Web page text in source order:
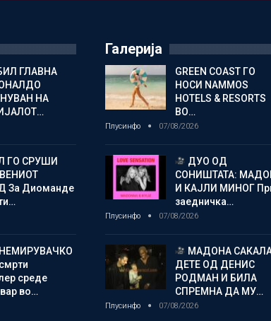
ГЛАВНА
НА
ГО СРУШИ
За Диоманде
среде
во…
Галерија
GREEN COAST ГО
НОСИ NAMMOS
HOTELS & RESORTS
ВО…
Плусинфо 07/08/2026
ДУО ОД
СОНИШТАТА:
И КАЈЛИ МИНОГ
заедничка…
Плусинфо 07/08/2026
МАДОНА
ДЕТЕ ОД ДЕНИС
РОДМАН И БИЛА
СПРЕМНА ДА МУ…
Плусинфо 07/08/2026